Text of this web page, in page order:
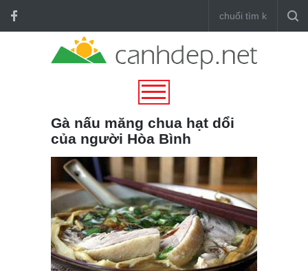
Gà nấu măng chua hạt dổi
của người Hòa Bình